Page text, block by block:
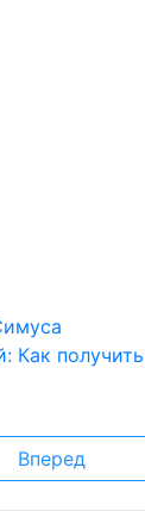
Как получить
Вперед